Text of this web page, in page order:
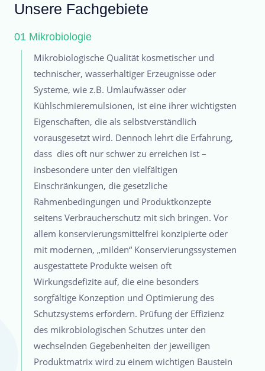
Unsere Fachgebiete
01 Mikrobiologie
Mikrobiologische Qualität kosmetischer und
technischer, wasserhaltiger Erzeugnisse oder
Systeme, wie z.B. Umlaufwässer oder
Kühlschmieremulsionen, ist eine ihrer wichtigsten
Eigenschaften, die als selbstverständlich
vorausgesetzt wird. Dennoch lehrt die Erfahrung,
dass dies oft nur schwer zu erreichen ist –
insbesondere unter den vielfältigen
Einschränkungen, die gesetzliche
Rahmenbedingungen und Produktkonzepte
seitens Verbraucherschutz mit sich bringen. Vor
allem konservierungsmittelfrei konzipierte oder
mit modernen, „milden“ Konservierungssystemen
ausgestattete Produkte weisen oft
Wirkungsdefizite auf, die eine besonders
sorgfältige Konzeption und Optimierung des
Schutzsystems erfordern. Prüfung der Effizienz
des mikrobiologischen Schutzes unter den
wechselnden Gegebenheiten der jeweiligen
Produktmatrix wird zu einem wichtigen Baustein